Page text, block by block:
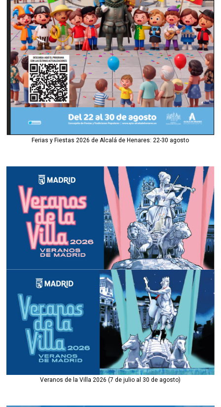
Ferias y Fiestas 2026 de Alcalá de Henares: 22-30 agosto
Veranos de la Villa 2026 (7 de julio al 30 de agosto)